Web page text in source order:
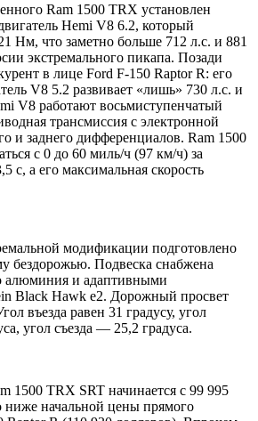
Ram 1500 TRX установлен
Hemi V8 6.2, который
Нм, что заметно больше 712 л.с. и 881
экстремального пикапа. Позади
в лице Ford F-150 Raptor R: его
V8 5.2 развивает «лишь» 730 л.с. и
V8 работают восьмиступенчатый
трансмиссия с электронной
и заднего дифференциалов. Ram 1500
с 0 до 60 миль/ч (97 км/ч) за
с, а его максимальная скорость
модификации подготовлено
бездорожью. Подвеска снабжена
алюминия и адаптивными
Black Hawk e2. Дорожный просвет
въезда равен 31 градусу, угол
угол съезда — 25,2 градуса.
TRX SRT начинается с 99 995
ниже начальной цены прямого